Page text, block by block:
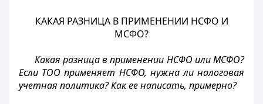
КАКАЯ РАЗНИЦА В ПРИМЕНЕНИИ НСФО И
МСФО?
Какая разница в применении НСФО или МСФО?
Если ТОО применяет НСФО, нужна ли налоговая
учетная политика? Как ее написать, примерно?